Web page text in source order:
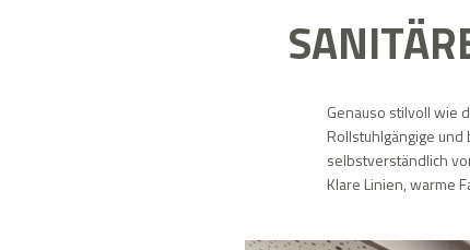
Genauso stilvoll wie
Rollstuhlgängige
selbstverständlich
Klare Linien, warme